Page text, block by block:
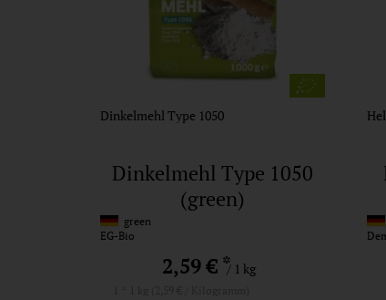
Dinkelmehl Type 1050
Dinkelmehl Type 1050
(green)
green
EG-Bio
2,59 €*/ 1 kg